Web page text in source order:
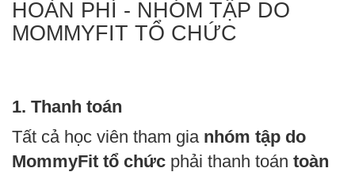
HOÀN PHÍ - NHÓM TẬP DO
MOMMYFIT TỔ CHỨC
1. Thanh toán
Tất cả học viên tham gia nhóm tập do
MommyFit tổ chức phải thanh toán toàn